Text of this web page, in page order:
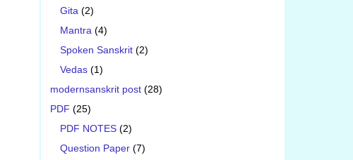
Gita (2)
Mantra (4)
Spoken Sanskrit (2)
Vedas (1)
modernsanskrit post (28)
PDF (25)
PDF NOTES (2)
Question Paper (7)